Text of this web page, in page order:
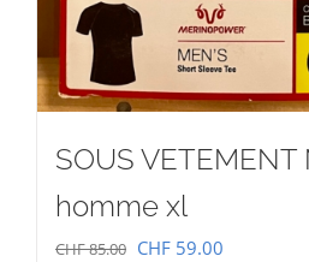
SOUS VETEMENT
homme xl
CHF85.00 Le
CHF 59.00